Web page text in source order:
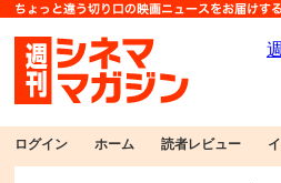
ログイン ホーム 読者レビュー